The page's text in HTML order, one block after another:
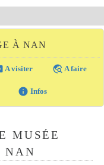
À NAN
A visiter travel_explore A faire
info Infos
MUSÉE
NAN